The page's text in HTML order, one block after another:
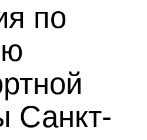
по
Санкт-